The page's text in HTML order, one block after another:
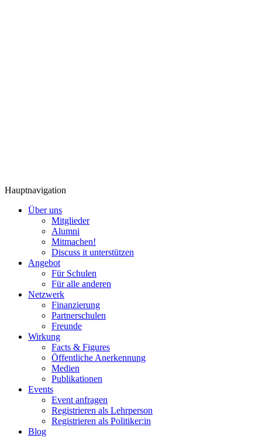
Hauptnavigation
Über uns
Mitglieder
Alumni
Mitmachen!
Discuss it unterstützen
Angebot
Für Schulen
Für alle anderen
Netzwerk
Finanzierung
Partnerschulen
Freunde
Wirkung
Facts & Figures
Öffentliche Anerkennung
Medien
Publikationen
Events
Event anfragen
Registrieren als Lehrperson
Registrieren als Politiker:in
Blog